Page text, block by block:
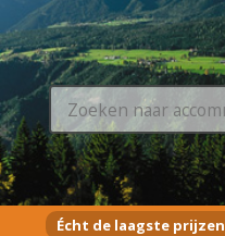
Écht de laagste prijzen